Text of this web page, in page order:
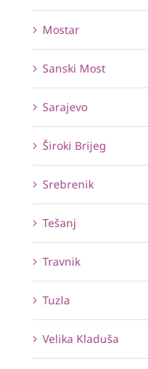
Mostar
Sanski Most
Sarajevo
Široki Brijeg
Srebrenik
Tešanj
Travnik
Tuzla
Velika Kladuša